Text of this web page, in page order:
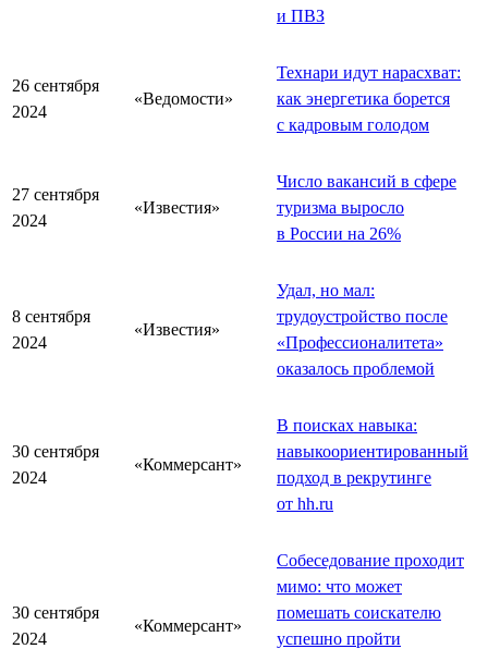
и ПВЗ
26 сентября
2024
«Ведомости»
Технари идут нарасхват:
как энергетика борется
с кадровым голодом
27 сентября
2024
«Известия»
Число вакансий в сфере
туризма выросло
в России на 26%
8 сентября
2024
«Известия»
Удал, но мал:
трудоустройство после
«Профессионалитета»
оказалось проблемой
30 сентября
2024
«Коммерсант»
В поисках навыка:
навыкоориентированный
подход в рекрутинге
от hh.ru
30 сентября
2024
«Коммерсант»
Собеседование проходит
мимо: что может
помешать соискателю
успешно пройти